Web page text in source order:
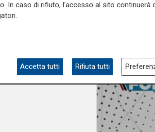
In caso di rifiuto, l'accesso al sito continuerà
Accetta tutti Rifiuta tutti